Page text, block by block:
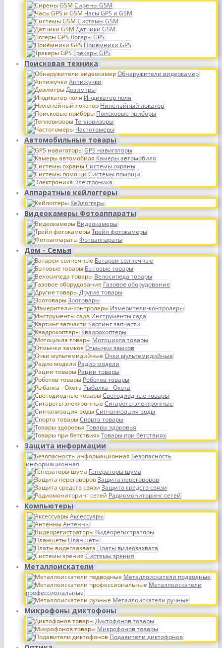
Сирены GSM
Часы GPS и GSM
Системы GSM
Датчики GSM
Логеры GPS
Приёмники GPS
Трекеры GPS
Поисковая техника
Обнаружители видеокамер
Антижучки
Дозимтры
Индикатор поля
Ниленейный локатор
Поисковые приборы
Тепловизоры
Частотомеры
Автомобильные товары
GPS навигаторы
Камеры автомобиля
Системы охраны
Системы помощи
Электроника
Аппаратные кейлоггеры
Кейлоггеры
Видеокамеры Фотоаппараты
Видеокамеры
Трейл фотокамеры
Фотоаппараты
Дом - Семья
Батареи солнечные
Бытовые товары
Велосипеда товары
Газовое оборудование
Другие товары
Зоотовары
Измерители-контролеры
Инструменты сада
Картинг запчасти
Квадрокоптеры
Мотоцикла товары
Отмычки замков
Очки мультемидийные
Радио модели
Рации товары
Роботов товары
Рыбалка - Охота
Светодиодные товары
Сигареты электронные
Сигнализация воды
Спорта товары
Товары здоровья
Товары при бетствиях
Защита информации
Безопасность
информационная
Генераторы шума
Защита переговоров
Защита средств связи
Радиомониторинг сетей
Компьютеры
Аксессуары
Антенны
Видеорегистраторы
Планшеты
Платы видеозахвата
Системы зрения
Металлоискатели
Металлоискатели подводные
Металлоискатели
профессиональные
Металлоискатели ручные
Микрофоны диктофоны
Диктофонов товары
Микрофонов товары
Подавители диктофонов